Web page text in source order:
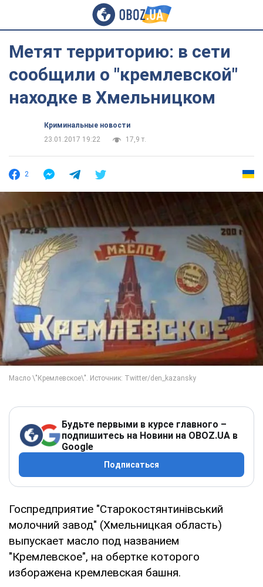
Метят территорию: в сети
сообщили о "кремлевской"
находке в Хмельницком
Криминальные новости
23.01.2017 19:22
17,9 т.
2
Будьте первыми в курсе главного –
подпишитесь на Новини на OBOZ.UA в
Google
Подписаться
Госпредприятие "Старокостянтинівський
молочний завод" (Хмельницкая область)
выпускает масло под названием
"Кремлевское", на обертке которого
изборажена кремлевская башня.